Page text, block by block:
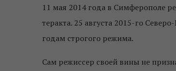
11 мая 2014 года в Симферополе
теракта. 25 августа 2015-го
годам строгого режима.
Сам режиссер своей вины не